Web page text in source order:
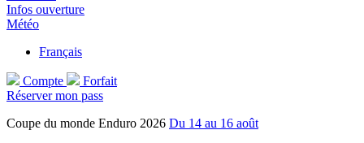
Infos ouverture
Météo
Français
Compte
Forfait
Réserver mon pass
Coupe du monde Enduro 2026 Du 14 au 16 août